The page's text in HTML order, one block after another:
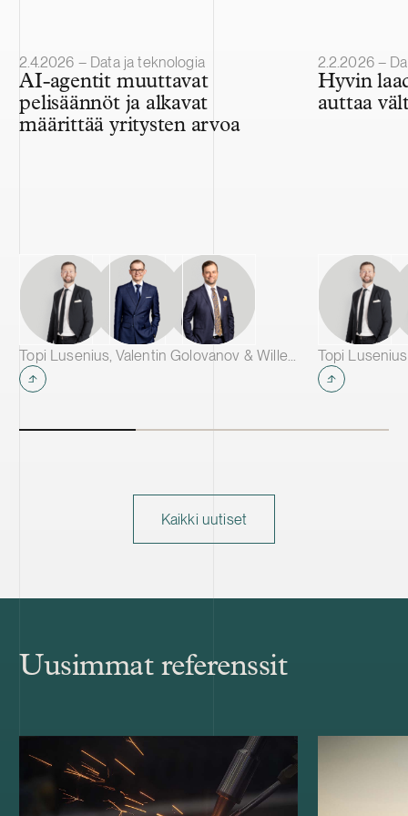
Julkaistu
2.4.2026 – Data ja teknologia
AI-agentit muuttavat
pelisäännöt ja alkavat
määrittää yritysten arvoa
Julkaistu
2.2.2026 –
Hyvin
auttaa
Topi
Kaikki uutiset
Uusimmat referenssit